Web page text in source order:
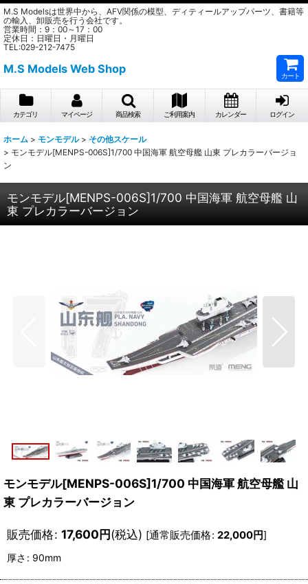
M.S Modelsは世界中から、AFV関係の模型、ディティールアップパーツ、書籍等
の輸入、卸販売を行う会社です。
営業時間：9：00～17：00
定休日：日曜日・月曜日
TEL:029-212-7475
M.S Models Web Shop
カート
カテゴリ マイページ 商品検索 ご利用案内 カレンダー ログイン
ホーム > モンモデル > その他スケール
> モンモデル[MENPS-006S]1/700 中国海軍 航空母艦 山東 プレカラーバージョ
ン
モンモデル[MENPS-006S]1/700 中国海軍 航空母艦 山
東 プレカラーバージョン
モンモデル[MENPS-006S]1/700 中国海軍 航空母艦 山
東 プレカラーバージョン
販売価格: 17,600円(税込) [通常販売価格: 22,000円]
厚さ : 90mm